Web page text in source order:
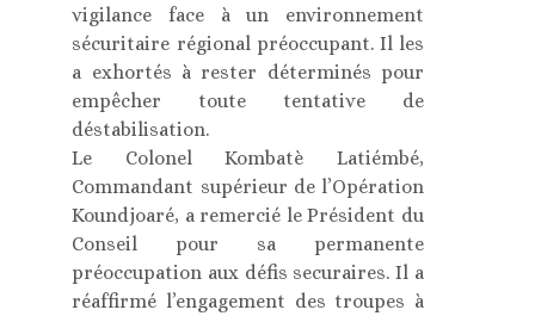
vigilance face à un environnement
sécuritaire régional préoccupant. Il les
a exhortés à rester déterminés pour
empêcher toute tentative de
déstabilisation.
Le Colonel Kombatè Latiémbé,
Commandant supérieur de l’Opération
Koundjoaré, a remercié le Président du
Conseil pour sa permanente
préoccupation aux défis securaires. Il a
réaffirmé l’engagement des troupes à